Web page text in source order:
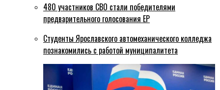
480 участников СВО стали победителями
предварительного голосования ЕР
Студенты Ярославского автомеханического колледжа
познакомились с работой муниципалитета